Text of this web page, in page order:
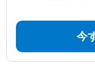
今